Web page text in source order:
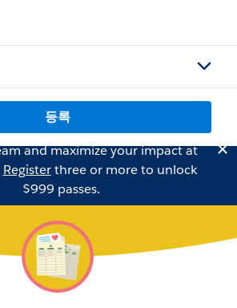
등록
and maximize your impact at
Registerthree or more to unlock
$999 passes.